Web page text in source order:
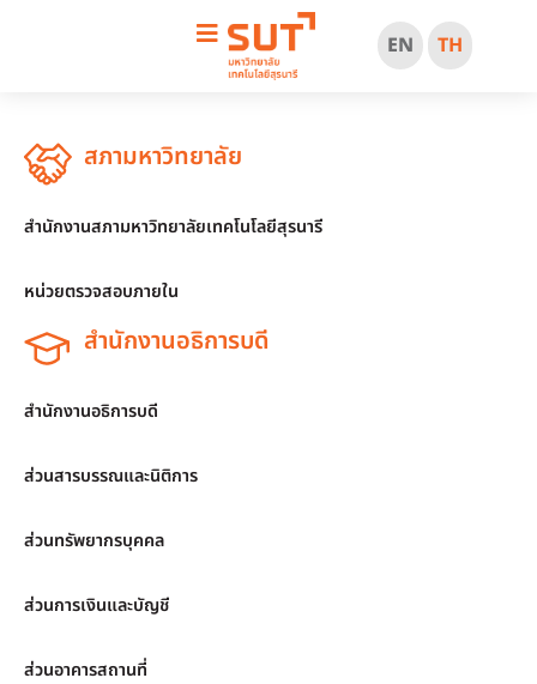
EN TH
สภามหาวิทยาลัย
สำนักงานสภามหาวิทยาลัยเทคโนโลยีสุรนารี
หน่วยตรวจสอบภายใน
สำนักงานอธิการบดี
สำนักงานอธิการบดี
ส่วนสารบรรณและนิติการ
ส่วนทรัพยากรบุคคล
ส่วนการเงินและบัญชี
ส่วนอาคารสถานที่